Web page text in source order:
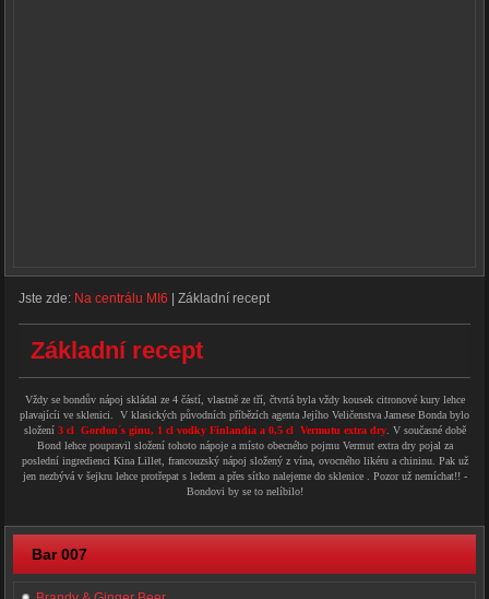
Jste zde: Na centrálu MI6 |Základní recept
Základní recept
Vždy se bondův nápoj skládal ze 4 částí, vlastně ze tří, čtvrtá byla vždy kousek citronové kury lehce
plavajícíi ve sklenici. V klasických původních příbězích agenta Jejího Veličenstva Jamese Bonda bylo
složení 3 cl Gordon´s ginu, 1 cl vodky Finlandia a 0,5 cl Vermutu extra dry. V současné době
Bond lehce poupravil složení tohoto nápoje a místo obecného pojmu Vermut extra dry pojal za
poslední ingredienci Kina Lillet, francouzský nápoj složený z vína, ovocného likéru a chininu. Pak už
jen nezbývá v šejkru lehce protřepat s ledem a přes sítko nalejeme do sklenice . Pozor už nemíchat!! -
Bondovi by se to nelíbilo!
Bar 007